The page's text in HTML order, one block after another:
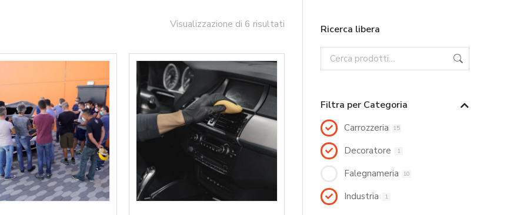
Visualizzazione di 6 risultati Ricerca libera
Filtra per Categoria
Carrozzeria 15
Decoratore 1
Falegnameria 10
Industria 1